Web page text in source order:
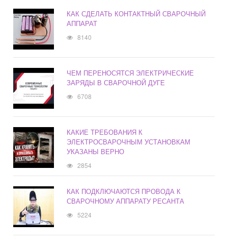
КАК СДЕЛАТЬ КОНТАКТНЫЙ СВАРОЧНЫЙ
АППАРАТ
8140
ЧЕМ ПЕРЕНОСЯТСЯ ЭЛЕКТРИЧЕСКИЕ
ЗАРЯДЫ В СВАРОЧНОЙ ДУГЕ
6708
КАКИЕ ТРЕБОВАНИЯ К
ЭЛЕКТРОСВАРОЧНЫМ УСТАНОВКАМ
УКАЗАНЫ ВЕРНО
2854
КАК ПОДКЛЮЧАЮТСЯ ПРОВОДА К
СВАРОЧНОМУ АППАРАТУ РЕСАНТА
5224